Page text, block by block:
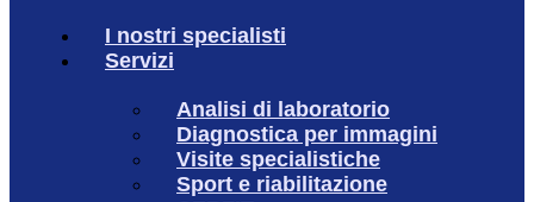
I nostri specialisti
Servizi
Analisi di laboratorio
Diagnostica per immagini
Visite specialistiche
Sport e riabilitazione